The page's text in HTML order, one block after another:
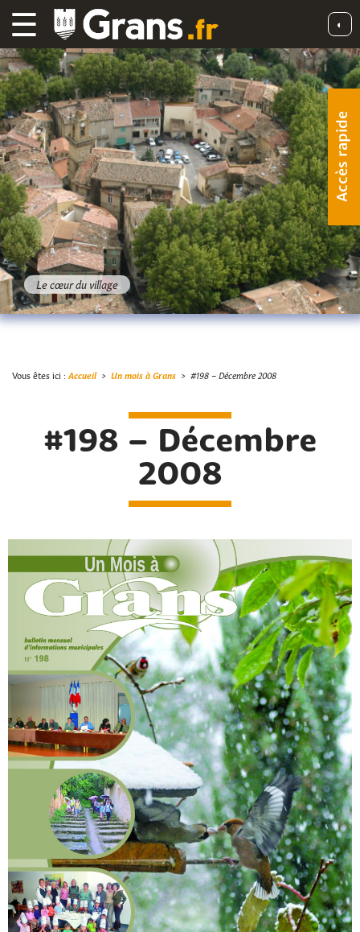
☰ ◐
Accès rapide
Le cœur du village
Vous êtes ici : Accueil> Un mois à Grans > #198 – Décembre 2008
#198 – Décembre
2008